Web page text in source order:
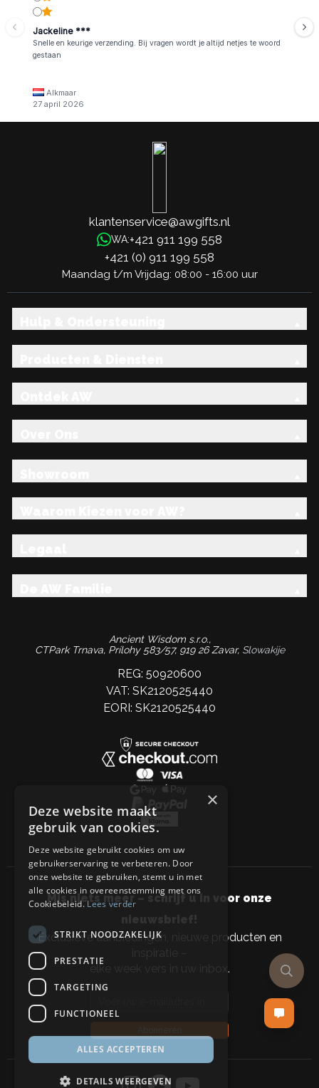
Jackeline ***
Snelle en keurige verzending. Bij vragen wordt je altijd netjes te woord
gestaan
Alkmaar
27 april 2026
klantenservice@awgifts.nl
WA:+421 911 199 558
+421 (0) 911 199 558
Maandag t/m Vrijdag: 08:00 - 16:00 uur
Ancient Wisdom s.r.o.,
CTPark Trnava, Prílohy 583/57, 919 26 Zavar, Slowakije
REG: 50920600
VAT: SK2120525440
EORI: SK2120525440
Mis niets meer – schrijf u in voor onze
nieuwsbrief!
Exclusieve aanbiedingen, nieuwe producten en
inspiratie –
elke week vers in uw inbox.
×
Deze website maakt
gebruik van cookies.
Deze website gebruikt cookies om uw
gebruikerservaring te verbeteren. Door
onze website te gebruiken, stemt u in met
alle cookies in overeenstemming met ons
Cookiebeleid.Lees verder
STRIKT NOODZAKELIJK
PRESTATIE
TARGETING
FUNCTIONEEL
ALLES ACCEPTEREN
DETAILS WEERGEVEN